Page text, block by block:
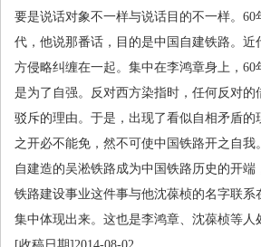
要是说话对象不一样与说话目的不一样。 60
代，他说那番话，目的是中国自建铁路。
方侵略纠缠在一起。集中在李鸿章身上， 60
是为了自强。反对西方染指时，任何反对
驳斥的理由。于是，出现了看似自相矛盾
之开必不能免，然不可使中国铁路开之自我
自建造的吴淞铁路成为中国铁路历史的开
铁路建设事业这件事与他沈葆桢的名字联
集中体现出来。这也是李鸿章、沈葆桢等人